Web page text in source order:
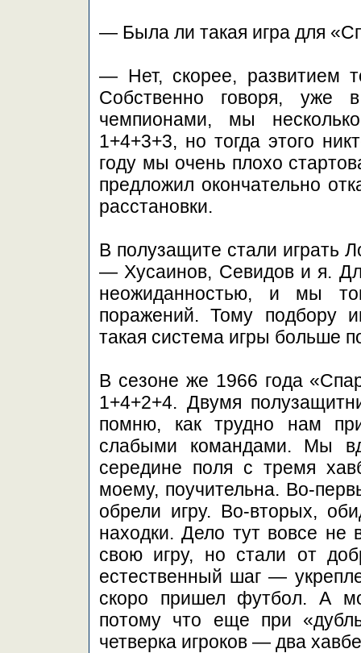
— Была ли такая игра для
— Нет, скорее, развитием
Собственно говоря, уже
чемпионами, мы
1+4+3+3, но тогда этого
году мы очень плохо
предложил окончательно
расстановки.
В полузащите стали играть
— Хусаинов, Севидов и я.
неожиданностью, и мы
поражений. Тому подбору
такая система игры больше
В сезоне же 1966 года
1+4+2+4. Двумя
помню, как трудно нам
слабыми командами. Мы
середине поля с тремя
моему, поучительна. Во-
обрели игру. Во-вторых,
находки. Дело тут вовсе
свою игру, но стали от
естественный шаг —
скоро пришел футбол. А
потому что еще при
четверка игроков — два